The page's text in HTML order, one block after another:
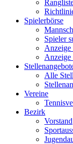
Spielerbörse
Spieler
Anzeige
Anzeige
Alle
Vereine
Bezirk
Vorstand